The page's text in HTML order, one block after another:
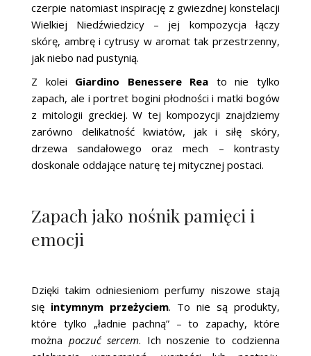
czerpie natomiast inspirację z gwiezdnej konstelacji
Wielkiej Niedźwiedzicy – jej kompozycja łączy
skórę, ambrę i cytrusy w aromat tak przestrzenny,
jak niebo nad pustynią.
Z kolei Giardino Benessere Rea to nie tylko
zapach, ale i portret bogini płodności i matki bogów
z mitologii greckiej. W tej kompozycji znajdziemy
zarówno delikatność kwiatów, jak i siłę skóry,
drzewa sandałowego oraz mech – kontrasty
doskonale oddające naturę tej mitycznej postaci.
Zapach jako nośnik pamięci i
emocji
Dzięki takim odniesieniom perfumy niszowe stają
się intymnym przeżyciem. To nie są produkty,
które tylko „ładnie pachną” – to zapachy, które
można poczuć sercem. Ich noszenie to codzienna